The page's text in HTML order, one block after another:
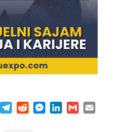
WhatsApp
TelegramRedditMessenger
LinkedIn
Gmail